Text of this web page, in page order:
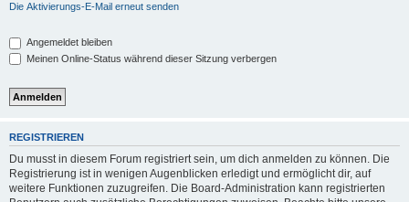
Die Aktivierungs-E-Mail erneut senden
Angemeldet bleiben
Meinen Online-Status während dieser Sitzung verbergen
REGISTRIEREN
Du musst in diesem Forum registriert sein, um dich anmelden zu können. Die
Registrierung ist in wenigen Augenblicken erledigt und ermöglicht dir, auf
weitere Funktionen zuzugreifen. Die Board-Administration kann registrierten